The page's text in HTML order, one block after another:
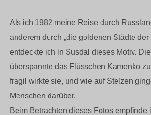
Blog
Als ich 1982 meine Reise durch
anderem durch „die goldenen Städte der
entdeckte ich in Susdal dieses Motiv.
überspannte das Flüsschen Kamenko
fragil wirkte sie, und wie auf Stelzen
Menschen darüber.
Beim Betrachten dieses Fotos empfinde